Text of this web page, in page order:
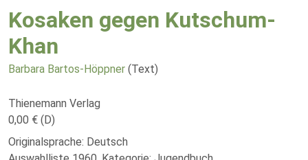
Kosaken gegen Kutschum-
Khan
Barbara Bartos-Höppner (Text)
Thienemann Verlag
0,00 € (D)
Originalsprache: Deutsch